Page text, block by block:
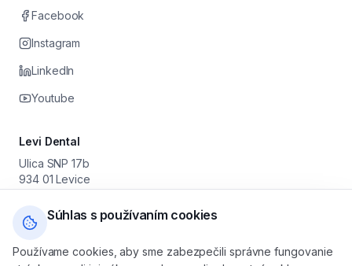
Facebook
Instagram
LinkedIn
Youtube
Levi Dental
Ulica SNP 17b
934 01 Levice
IČO: 55 630 251 · DIČ: 2122046179 · IČ DPH: SK2122046179
+421 905 616 800
levicedental@gmail.com
Súhlas s používaním cookies
Používame cookies, aby sme zabezpečili správne fungovanie